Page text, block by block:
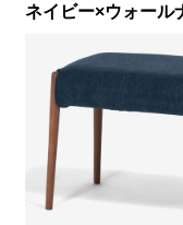
ネイビー×ウォール